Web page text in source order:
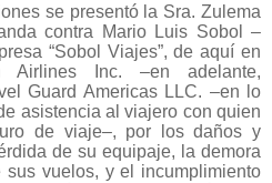
se presentó la Sra. Zulema
contra Mario Luis Sobol –
“Sobol Viajes”, de aquí en
Airlines Inc. –en adelante,
Guard Americas LLC. –en lo
asistencia al viajero con quien
de viaje–, por los daños y
de su equipaje, la demora
vuelos, y el incumplimiento